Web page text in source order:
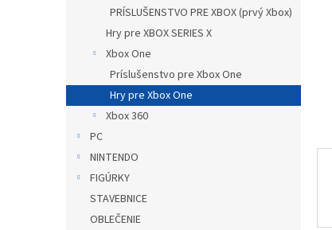
PRÍSLUŠENSTVO PRE XBOX (prvý Xbox)
Hry pre XBOX SERIES X
Xbox One
Príslušenstvo pre Xbox One
Hry pre Xbox One
Xbox 360
PC
NINTENDO
FIGÚRKY
STAVEBNICE
OBLEČENIE